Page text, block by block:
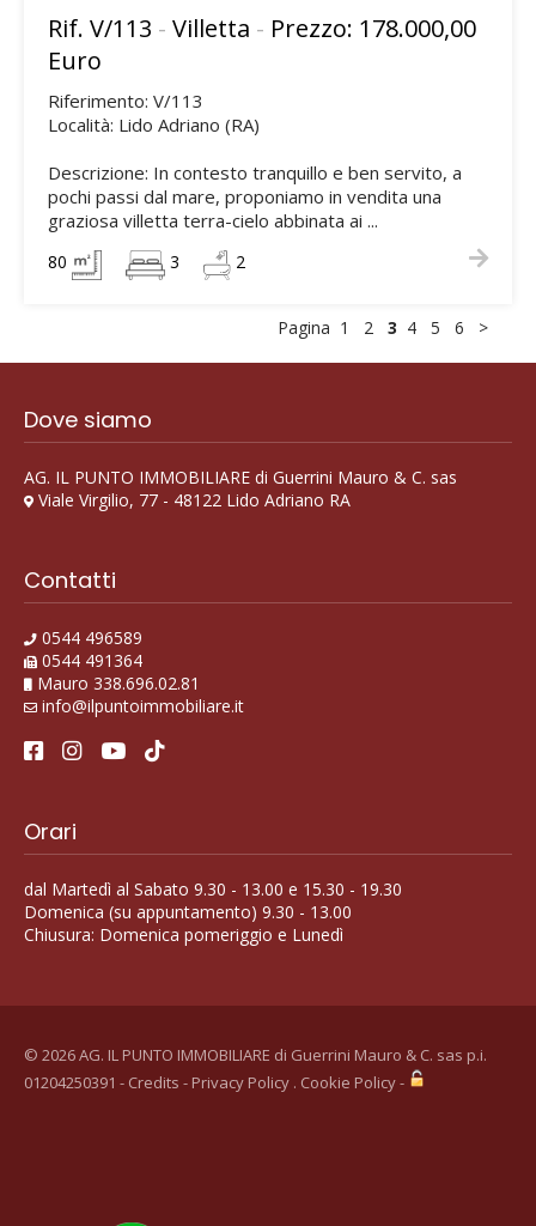
Rif. V/113 - Villetta - Prezzo: 178.000,00
Euro
Riferimento: V/113
Località: Lido Adriano (RA)
Descrizione: In contesto tranquillo e ben servito, a
pochi passi dal mare, proponiamo in vendita una
graziosa villetta terra-cielo abbinata ai ...
80 3 2
Pagina 1 2 3 4 5 6 >
Dove siamo
AG. IL PUNTO IMMOBILIARE di Guerrini Mauro & C. sas
Viale Virgilio, 77 - 48122 Lido Adriano RA
Contatti
0544 496589
0544 491364
Mauro 338.696.02.81
info@ilpuntoimmobiliare.it
Orari
dal Martedì al Sabato 9.30 - 13.00 e 15.30 - 19.30
Domenica (su appuntamento) 9.30 - 13.00
Chiusura: Domenica pomeriggio e Lunedì
© 2026 AG. IL PUNTO IMMOBILIARE di Guerrini Mauro & C. sas p.i.
01204250391 - Credits - Privacy Policy . Cookie Policy-